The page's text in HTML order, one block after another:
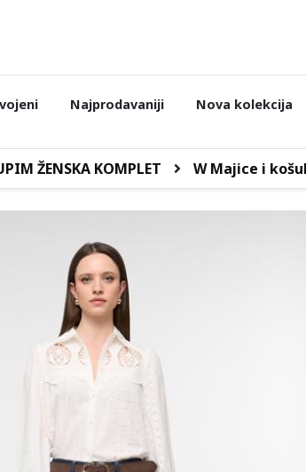
Najprodavaniji Nova kolekcija
ŽENSKA KOMPLET W Majice i